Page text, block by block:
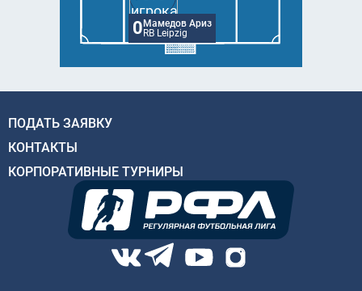
0Мамедов Ариз
RB Leipzig
ПОДАТЬ ЗАЯВКУ
КОНТАКТЫ
КОРПОРАТИВНЫЕ ТУРНИРЫ